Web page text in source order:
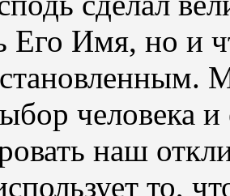
Его Имя, но и
человека
наш
то,